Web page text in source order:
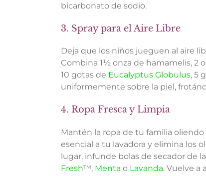
bicarbonato de sodio.
3. Spray para el Aire Libre
Deja que los niños jueguen al aire
Combina 1½ onza de hamamelis, 2
10 gotas de Eucalyptus Globulus, 5
uniformemente sobre la piel,
4. Ropa Fresca y Limpia
Mantén la ropa de tu familia
esencial a tu lavadora y elimina los
lugar, infunde bolas de secador de
Fresh™, Menta o Lavanda. Vuelve a